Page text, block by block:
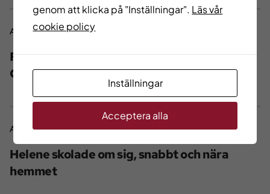
ARTIKEL 2026-06-11
Fler larmtekniker behövs i
Göteborgsregionen
ARTIKEL 2026-06-11
Helene skolade om sig, snabbt och nära
hemmet
genom att klicka på "Inställningar". Läs vår
cookie policy
Inställningar
Acceptera alla